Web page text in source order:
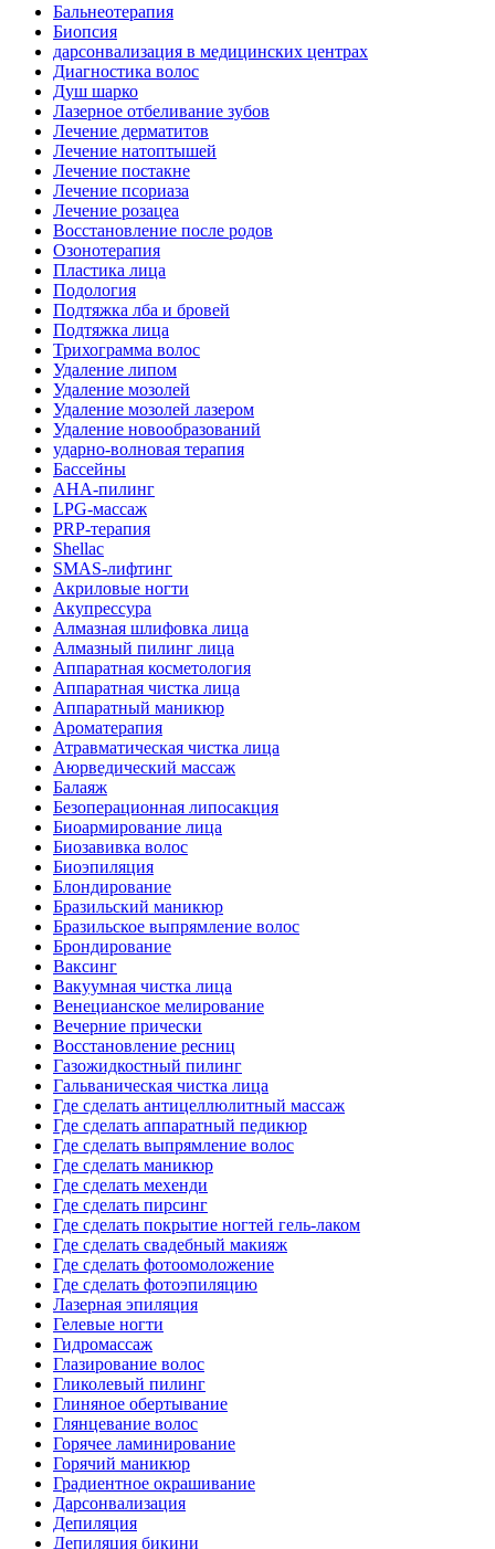
Бальнеотерапия
Биопсия
дарсонвализация в медицинских центрах
Диагностика волос
Душ шарко
Лазерное отбеливание зубов
Лечение дерматитов
Лечение натоптышей
Лечение постакне
Лечение псориаза
Лечение розацеа
Восстановление после родов
Озонотерапия
Пластика лица
Подология
Подтяжка лба и бровей
Подтяжка лица
Трихограмма волос
Удаление липом
Удаление мозолей
Удаление мозолей лазером
Удаление новообразований
ударно-волновая терапия
Бассейны
AHA-пилинг
LPG-массаж
PRP-терапия
Shellac
SMAS-лифтинг
Акриловые ногти
Акупрессура
Алмазная шлифовка лица
Алмазный пилинг лица
Аппаратная косметология
Аппаратная чистка лица
Аппаратный маникюр
Ароматерапия
Атравматическая чистка лица
Аюрведический массаж
Балаяж
Безоперационная липосакция
Биоармирование лица
Биозавивка волос
Биоэпиляция
Блондирование
Бразильский маникюр
Бразильское выпрямление волос
Брондирование
Ваксинг
Вакуумная чистка лица
Венецианское мелирование
Вечерние прически
Восстановление ресниц
Газожидкостный пилинг
Гальваническая чистка лица
Где сделать антицеллюлитный массаж
Где сделать аппаратный педикюр
Где сделать выпрямление волос
Где сделать маникюр
Где сделать мехенди
Где сделать пирсинг
Где сделать покрытие ногтей гель-лаком
Где сделать свадебный макияж
Где сделать фотоомоложение
Где сделать фотоэпиляцию
Лазерная эпиляция
Гелевые ногти
Гидромассаж
Глазирование волос
Гликолевый пилинг
Глиняное обертывание
Глянцевание волос
Горячее ламинирование
Горячий маникюр
Градиентное окрашивание
Дарсонвализация
Депиляция
Депиляция бикини